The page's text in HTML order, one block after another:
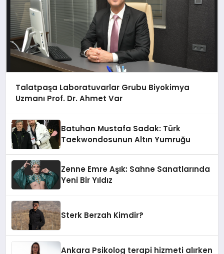
Talatpaşa Laboratuvarlar Grubu Biyokimya
Uzmanı Prof. Dr. Ahmet Var
Batuhan Mustafa Sadak: Türk
Taekwondosunun Altın Yumruğu
Zenne Emre Aşık: Sahne Sanatlarında
Yeni Bir Yıldız
Sterk Berzah Kimdir?
Ankara Psikolog terapi hizmeti alırken